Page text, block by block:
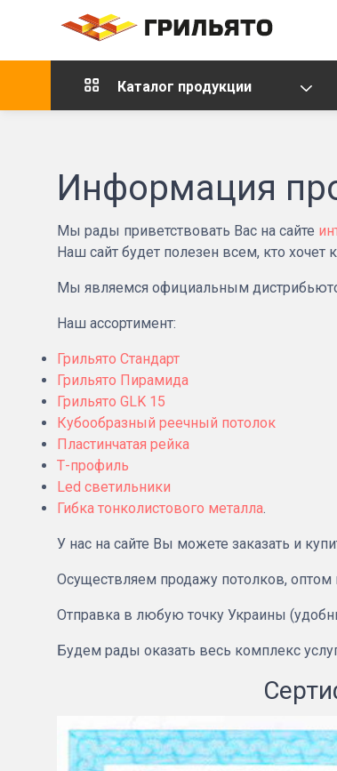
Каталог продукции
Информация
Мы рады приветствовать Вас на сайте
Наш сайт будет полезен всем, кто хочет
Мы являемся официальным
Наш ассортимент:
Грильято Стандарт
Грильято Пирамида
Грильято GLK 15
Кубообразный реечный потолок
Пластинчатая рейка
Т-профиль
Led светильники
Гибка тонколистового металла.
У нас на сайте Вы можете заказать и
Осуществляем продажу потолков, оптом
Отправка в любую точку Украины
Будем рады оказать весь комплекс